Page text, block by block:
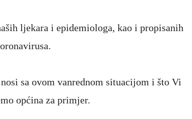
ljekara i epidemiologa, kao i propisanih
sa ovom vanrednom situacijom i što Vi
općina za primjer.